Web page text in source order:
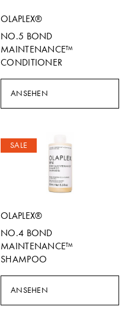
OLAPLEX®
NO.5 BOND
MAINTENANCE™
CONDITIONER
ANSEHEN
SALE
OLAPLEX®
NO.4 BOND
MAINTENANCE™
SHAMPOO
ANSEHEN